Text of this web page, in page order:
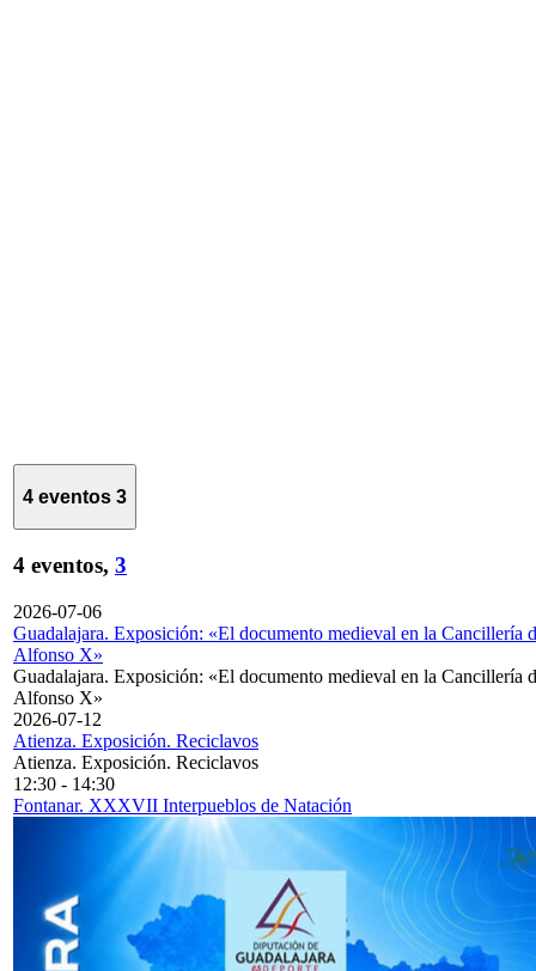
4 eventos 3
4 eventos, 3
2026-07-06
Guadalajara. Exposición: «El documento medieval en la Cancillería
Alfonso X»
Guadalajara. Exposición: «El documento medieval en la Cancillería
Alfonso X»
2026-07-12
Atienza. Exposición. Reciclavos
Atienza. Exposición. Reciclavos
12:30 - 14:30
Fontanar. XXXVII Interpueblos de Natación